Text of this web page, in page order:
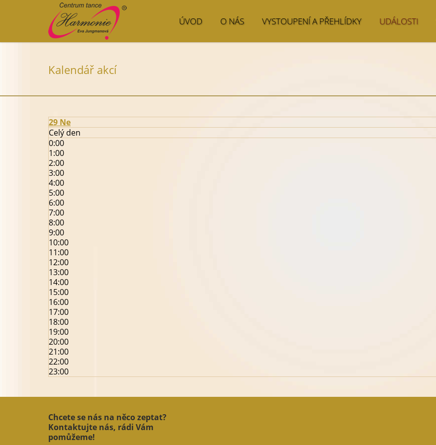
ÚVOD O NÁS VYSTOUPENÍ A PŘEHLÍDKY UDÁLOSTI
Kalendář akcí
29 Ne
Celý den
0:00
1:00
2:00
3:00
4:00
5:00
6:00
7:00
8:00
9:00
10:00
11:00
12:00
13:00
14:00
15:00
16:00
17:00
18:00
19:00
20:00
21:00
22:00
23:00
Chcete se nás na něco zeptat?
Kontaktujte nás, rádi Vám
pomůžeme!